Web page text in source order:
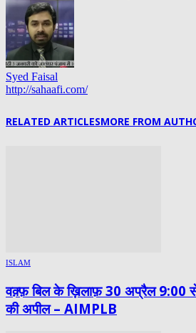
Syed Faisal
http://sahaafi.com/
RELATED ARTICLESMORE FROM
ISLAM
वक़्फ़ बिल के ख़िलाफ़ 30 अप्रैल 9:00 से
की अपील – AIMPLB